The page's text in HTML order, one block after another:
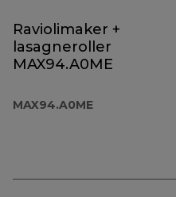
Raviolimaker +
lasagneroller
MAX94.A0ME
MAX94.A0ME